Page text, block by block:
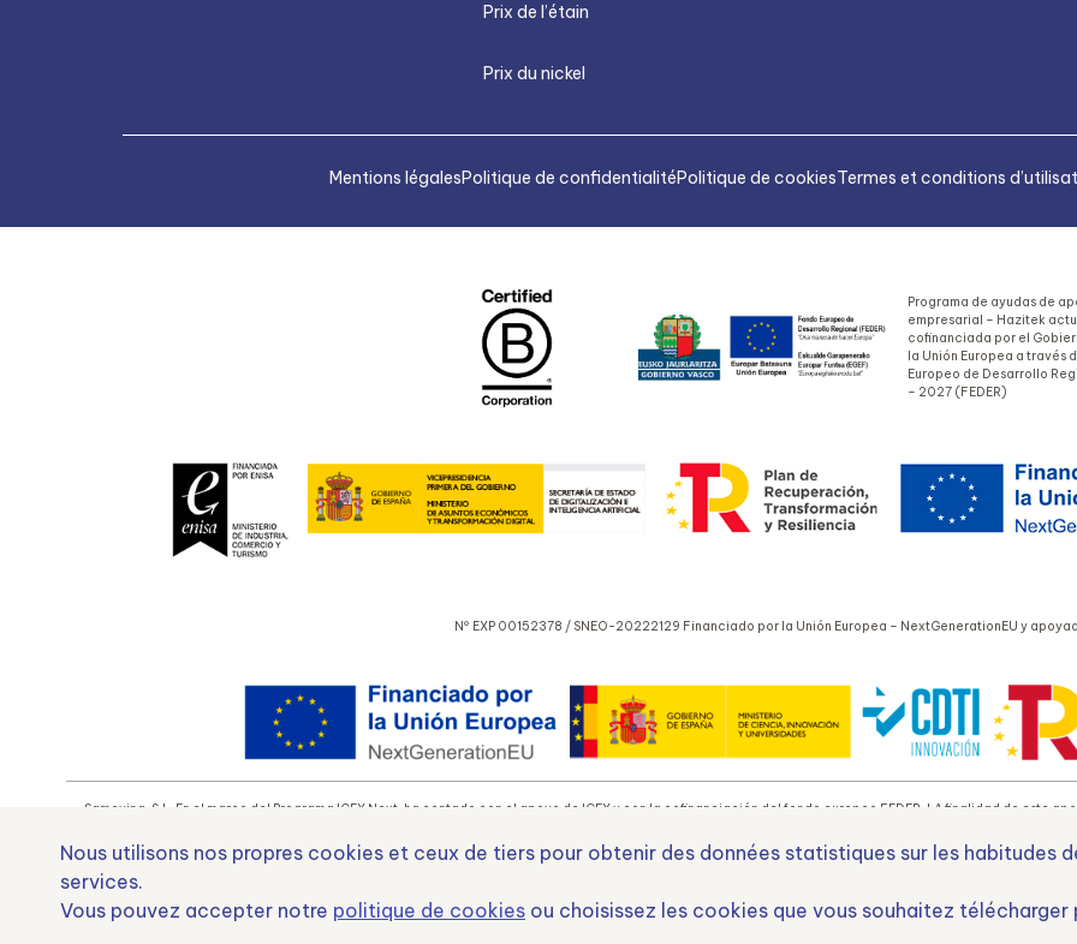
Prix de l’étain
Prix du nickel
Mentions légalesPolitique de confidentialitéPolitique de cookiesTermes et conditions
Programa de ayudas de
empresarial – Hazitek
cofinanciada por el
la Unión Europea a través
Europeo de Desarrollo
– 2027 (FEDER)
Nº EXP 00152378 / SNEO-20222129 Financiado por la Unión Europea – NextGenerationEU y
Samoving, S.L. En el marco del Programa ICEX Next, ha contado con el apoyo de ICEX y con la cofinanciación del fondo europeo FEDER. LA finalidad de este
Fondo Europeo de Desarrollo Regional Una manera de hacer
Nous utilisons nos propres cookies et ceux de tiers pour obtenir des données statistiques sur les habitudes
services.
Vous pouvez accepter notre politique de cookies ou choisissez les cookies que vous souhaitez télécharger